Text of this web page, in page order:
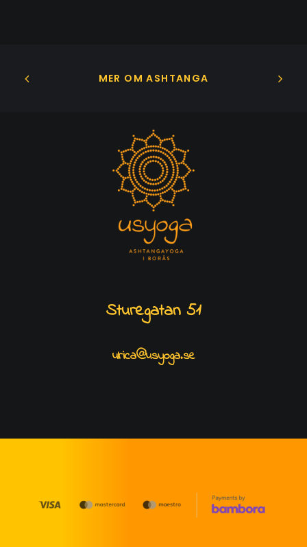
MER OM ASHTANGA
Sturegatan 51
ulrica@usyoga.se